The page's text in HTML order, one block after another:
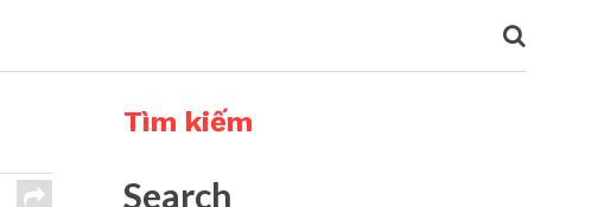
Tìm kiếm